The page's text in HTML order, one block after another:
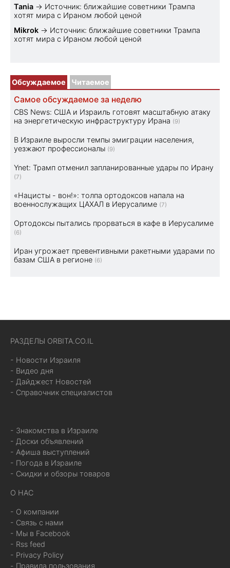
Tania → Источник: ближайшие советники Трампа
хотят мира с Ираном любой ценой
Mikrok → Источник: ближайшие советники Трампа
хотят мира с Ираном любой ценой
Обсуждаемое Читаемое
Самое обсуждаемое за неделю
CBS News: США и Израиль готовят масштабную атаку
на энергетическую инфраструктуру Ирана (9)
В Израиле выросли темпы эмиграции населения,
уезжают профессионалы (9)
Ynet: Трамп отменил запланированные удары по Ирану
(7)
«Нацисты - вон!»: толпа ортодоксов напала на
военнослужащих ЦАХАЛ в Иерусалиме (7)
Ортодоксы пытались прорваться в кафе в Иерусалиме
(6)
Иран угрожает превентивными ракетными ударами по
базам США в регионе (6)
РАЗДЕЛЫ ORBITA.CO.IL
- Новости Израиля
- Видео дня
- Дайджест Новостей
- Справочник специалистов
- Знакомства в Израиле
- Доски объявлений
- Афиша выступлений
- Погода в Израиле
- Скидки и обзоры товаров
О НАС
- О компании
- Связь с нами
- Мы в Facebook
- Rss feed
- Privacy Policy
- Правила пользования